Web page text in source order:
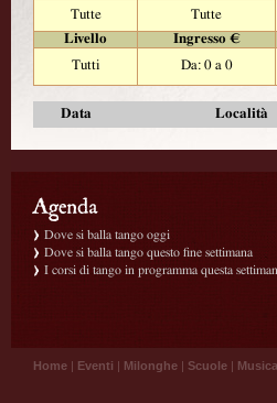
Tutte
Tutte
Livello
Ingresso €
Tutti
Da: 0 a 0
Data Località
Dove si balla tango oggi
Dove si balla tango questo fine settimana
I corsi di tango in programma questa
Home | Eventi | Milonghe | Scuole |